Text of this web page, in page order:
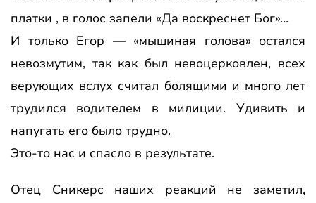
платки , в голос запели «Да воскреснет Бог»…
И только Егор — «мышиная голова» остался
невозмутим, так как был невоцерковлен, всех
верующих вслух считал болящими и много лет
трудился водителем в милиции. Удивить и
напугать его было трудно.
Это-то нас и спасло в результате.
Отец Сникерс наших реакций не заметил,